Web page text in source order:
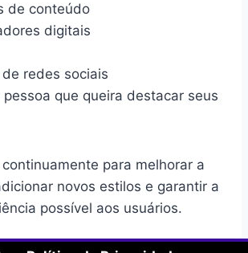
de conteúdo
digitais
redes sociais
pessoa que queira destacar seus
para melhorar a
novos estilos e garantir a
possível aos usuários.